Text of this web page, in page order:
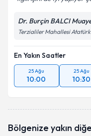
Dr. Burçin BALCI
Terzialiler Mahallesi
En Yakın Saatler
25 Ağu
10:00
25 Ağu
10:30
Bölgenize yakın